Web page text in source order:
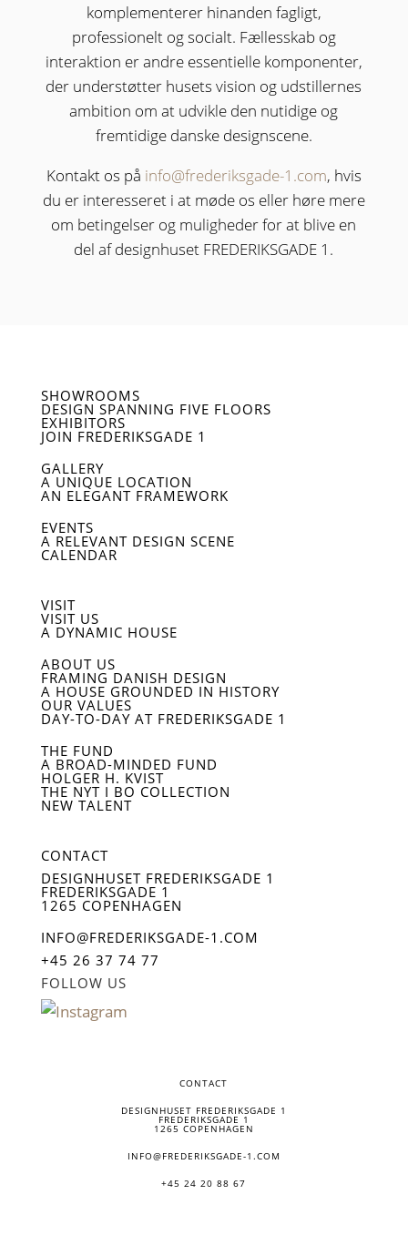
komplementerer hinanden fagligt,
professionelt og socialt. Fællesskab og
interaktion er andre essentielle komponenter,
der understøtter husets vision og udstillernes
ambition om at udvikle den nutidige og
fremtidige danske designscene.
Kontakt os på info@frederiksgade-1.com, hvis
du er interesseret i at møde os eller høre mere
om betingelser og muligheder for at blive en
del af designhuset FREDERIKSGADE 1.
SHOWROOMS
DESIGN SPANNING FIVE FLOORS
EXHIBITORS
JOIN FREDERIKSGADE 1
GALLERY
A UNIQUE LOCATION
AN ELEGANT FRAMEWORK
EVENTS
A RELEVANT DESIGN SCENE
CALENDAR
VISIT
VISIT US
A DYNAMIC HOUSE
ABOUT US
FRAMING DANISH DESIGN
A HOUSE GROUNDED IN HISTORY
OUR VALUES
DAY-TO-DAY AT FREDERIKSGADE 1
THE FUND
A BROAD-MINDED FUND
HOLGER H. KVIST
THE NYT I BO COLLECTION
NEW TALENT
CONTACT
DESIGNHUSET FREDERIKSGADE 1
FREDERIKSGADE 1
1265 COPENHAGEN
INFO@FREDERIKSGADE-1.COM
+45 26 37 74 77
FOLLOW US
CONTACT
DESIGNHUSET FREDERIKSGADE 1
FREDERIKSGADE 1
1265 COPENHAGEN
INFO@FREDERIKSGADE-1.COM
+45 24 20 88 67